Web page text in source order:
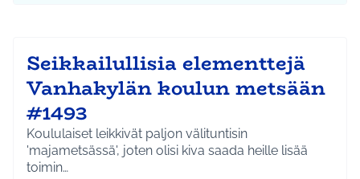
Seikkailullisia elementtejä
Vanhakylän koulun metsään
#1493
Koululaiset leikkivät paljon välituntisin
'majametsässä', joten olisi kiva saada heille lisää
toimin…